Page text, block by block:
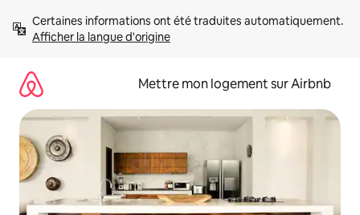
directement
Afficher la langue d'origine
Mettre mon logement sur Airbnb